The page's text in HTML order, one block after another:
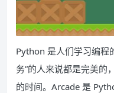
Python 是人们学习编程
务”的人来说都是完美的
的时间。Arcade 是